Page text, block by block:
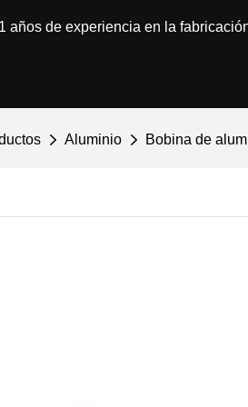
años de experiencia en la
Aluminio Bobina de